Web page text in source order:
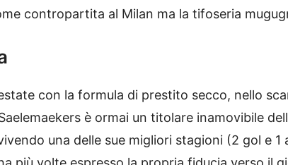
contropartita al Milan ma la tifoseria
con la formula di prestito secco, nello
è ormai un titolare inamovibile
una delle sue migliori stagioni (2 gol e 1